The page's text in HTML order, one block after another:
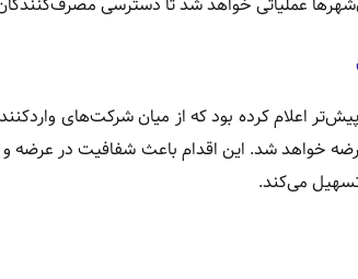
اعلام کرده بود که از میان شرکت‌های
خواهد شد. این اقدام باعث شفافیت در عرضه
می‌کند.